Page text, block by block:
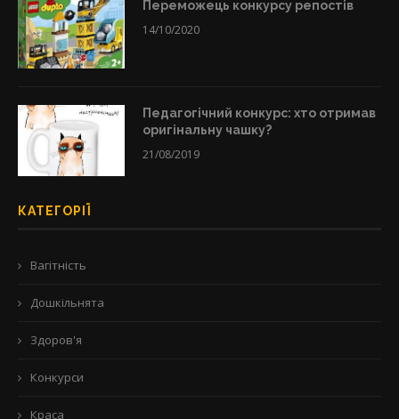
Переможець конкурсу репостів
14/10/2020
Педагогічний конкурс: хто отримав
оригінальну чашку?
21/08/2019
КАТЕГОРІЇ
Вагітність
Дошкільнята
Здоров'я
Конкурси
Краса